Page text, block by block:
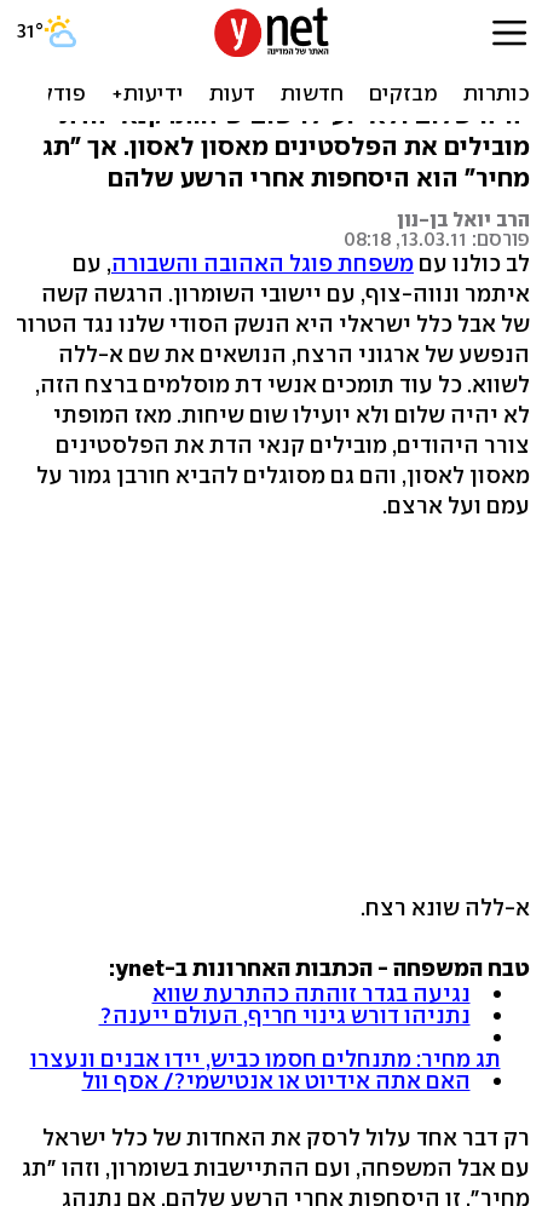
אלוהים-אללה שונא רצח
כל עוד תומכים אנשי דת מוסלמים ברצח הזה, לא
יהיה שלום ולא יועילו שום שיחות. קנאי הדת
מובילים את הפלסטינים מאסון לאסון. אך "תג
מחיר" הוא היסחפות אחרי הרשע שלהם
הרב יואל בן-נון
פורסם: 13.03.11, 08:18
לב כולנו עם משפחת פוגל האהובה והשבורה, עם
איתמר ונווה-צוף, עם יישובי השומרון. הרגשה קשה
של אבל כלל ישראלי היא הנשק הסודי שלנו נגד הטרור
הנפשע של ארגוני הרצח, הנושאים את שם א-ללה
לשווא. כל עוד תומכים אנשי דת מוסלמים ברצח הזה,
לא יהיה שלום ולא יועילו שום שיחות. מאז המופתי
צורר היהודים, מובילים קנאי הדת את הפלסטינים
מאסון לאסון, והם גם מסוגלים להביא חורבן גמור על
עמם ועל ארצם.
א-ללה שונא רצח.
טבח המשפחה - הכתבות האחרונות ב-ynet:
נגיעה בגדר זוהתה כהתרעת שווא
נתניהו דורש גינוי חריף, העולם ייענה?
תג מחיר: מתנחלים חסמו כביש, יידו אבנים ונעצרו
האם אתה אידיוט או אנטישמי?/ אסף וול
רק דבר אחד עלול לרסק את האחדות של כלל ישראל
עם אבל המשפחה, ועם ההתיישבות בשומרון, וזהו "תג
מחיר". זו היסחפות אחרי הרשע שלהם. אם נתנהג